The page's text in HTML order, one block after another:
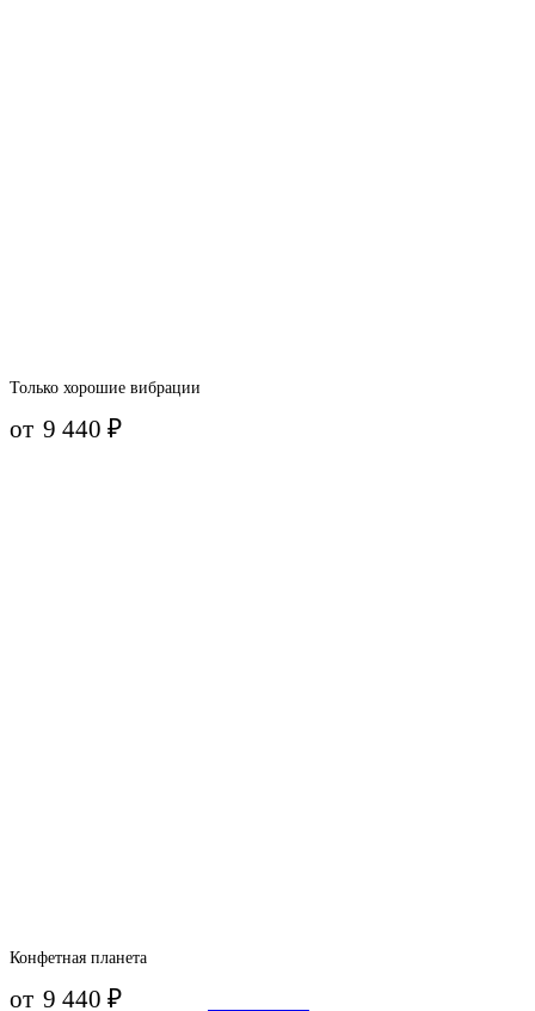
Только хорошие вибрации
от 9 440₽
Конфетная планета
от 9 440₽